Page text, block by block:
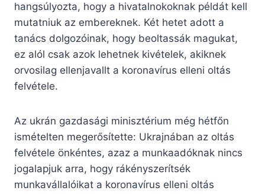
hangsúlyozta, hogy a hivatalnokoknak példát kell
mutatniuk az embereknek. Két hetet adott a
tanács dolgozóinak, hogy beoltassák magukat,
ez alól csak azok lehetnek kivételek, akiknek
orvosilag ellenjavallt a koronavírus elleni oltás
felvétele.
Az ukrán gazdasági minisztérium még hétfőn
ismételten megerősítette: Ukrajnában az oltás
felvétele önkéntes, azaz a munkaadóknak nincs
jogalapjuk arra, hogy rákényszerítsék
munkavállalóikat a koronavírus elleni oltás